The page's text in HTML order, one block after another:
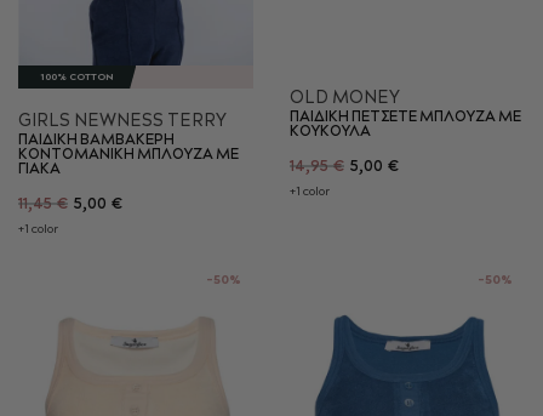
100% COTTON
GIRLS NEWNESS TERRY
ΠΑΙΔΙΚΗ ΒΑΜΒΑΚΕΡΗ
KONTOMANIKH ΜΠΛΟΥΖΑ ΜΕ
ΓΙΑΚΑ
11,45 € 5,00 €
+1 color
OLD MONEY
ΠΑΙΔΙΚΗ ΠΕΤΣΕΤΕ ΜΠΛΟΥΖΑ ΜΕ
ΚΟΥΚΟΥΛΑ
14,95 € 5,00 €
+1 color
-50% -50%